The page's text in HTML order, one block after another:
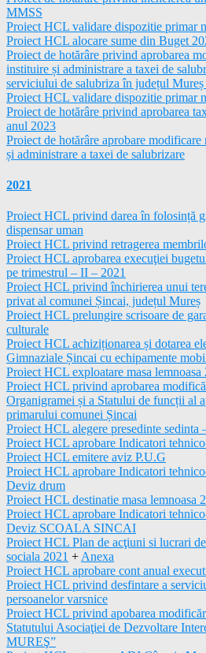
MMSS
Proiect HCL validare dispozitie primar
Proiect HCL alocare sume din Buget
Proiect de hotărâre privind aprobarea
instituire și administrare a taxei de
serviciului de salubriza în județul
Proiect HCL validare dispozitie primar
Proiect de hotărâre privind aprobarea
anul 2023
Proiect de hotărâre aprobare
și administrare a taxei de salubrizare
2021
Proiect HCL privind darea în folosință
dispensar uman
Proiect HCL privind retragerea
Proiect HCL aprobarea execuţiei
pe trimestrul – II – 2021
Proiect HCL privind închirierea unui
privat al comunei Șincai, județul Mureș
Proiect HCL prelungire scrisoare de
culturale
Proiect HCL achiziționarea și dotarea
Gimnaziale Șincai cu echipamente
Proiect HCL exploatare masa lemnoasa
Proiect HCL privind aprobarea
Organigramei și a Statului de funcții al
primarului comunei Șincai
Proiect HCL alegere presedinte sedinta
Proiect HCL aprobare Indicatori
Proiect HCL emitere aviz P.U.G
Proiect HCL aprobare Indicatori
Deviz drum
Proiect HCL destinatie masa lemnoasa
Proiect HCL aprobare Indicatori
Deviz SCOALA SINCAI
Proiect HCL Plan de acţiuni si lucrari
sociala 2021 + Anexa
Proiect HCL aprobare cont anual
Proiect HCL privind desfintare a
persoanelor varsnice
Proiect HCL privind apobarea
Statutului Asociaţiei de Dezvoltare
MUREŞ”